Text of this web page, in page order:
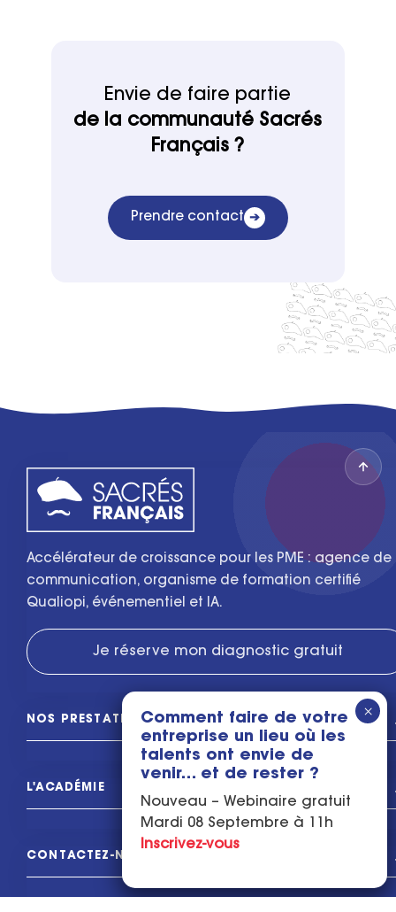
Envie de faire partie
de la communauté Sacrés
Français ?
Prendre contact ➔
Accélérateur de croissance pour les PME : agence de
communication, organisme de formation certifié
Qualiopi, événementiel et IA.
Je réserve mon diagnostic gratuit
NOS PRESTATIONS
L'ACADÉMIE
CONTACTEZ-NOUS
Comment faire de votre
entreprise un lieu où les
talents ont envie de
venir… et de rester ?
Nouveau – Webinaire gratuit
Mardi 08 Septembre à 11h
Inscrivez-vous